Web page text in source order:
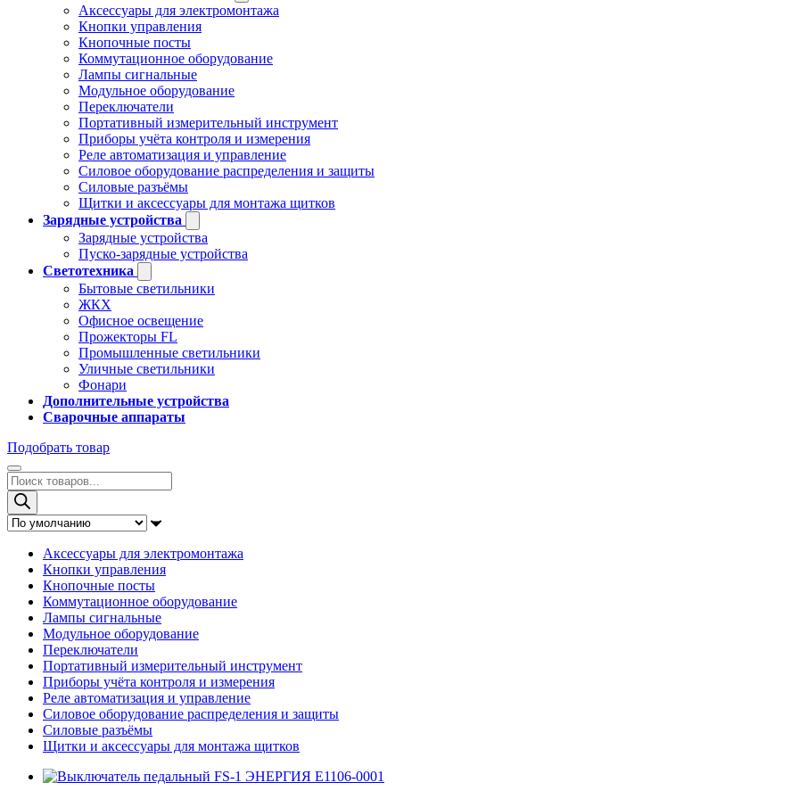
Аксессуары для электромонтажа
Кнопки управления
Кнопочные посты
Коммутационное оборудование
Лампы сигнальные
Модульное оборудование
Переключатели
Портативный измерительный инструмент
Приборы учёта контроля и измерения
Реле автоматизация и управление
Силовое оборудование распределения и защиты
Силовые разъёмы
Щитки и аксессуары для монтажа щитков
Зарядные устройства
Зарядные устройства
Пуско-зарядные устройства
Светотехника
Бытовые светильники
ЖКХ
Офисное освещение
Прожекторы FL
Промышленные светильники
Уличные светильники
Фонари
Дополнительные устройства
Сварочные аппараты
Подобрать товар
Поиск
товаров
Аксессуары для электромонтажа
Кнопки управления
Кнопочные посты
Коммутационное оборудование
Лампы сигнальные
Модульное оборудование
Переключатели
Портативный измерительный инструмент
Приборы учёта контроля и измерения
Реле автоматизация и управление
Силовое оборудование распределения и защиты
Силовые разъёмы
Щитки и аксессуары для монтажа щитков